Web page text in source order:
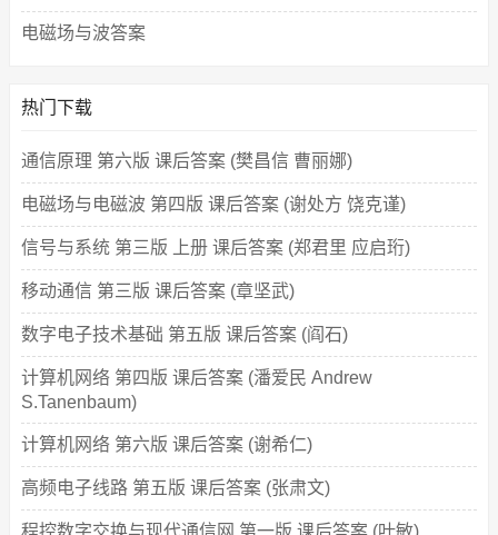
电磁场与波答案
热门下载
通信原理 第六版 课后答案 (樊昌信 曹丽娜)
电磁场与电磁波 第四版 课后答案 (谢处方 饶克谨)
信号与系统 第三版 上册 课后答案 (郑君里 应启珩)
移动通信 第三版 课后答案 (章坚武)
数字电子技术基础 第五版 课后答案 (阎石)
计算机网络 第四版 课后答案 (潘爱民 Andrew
S.Tanenbaum)
计算机网络 第六版 课后答案 (谢希仁)
高频电子线路 第五版 课后答案 (张肃文)
程控数字交换与现代通信网 第一版 课后答案 (叶敏)